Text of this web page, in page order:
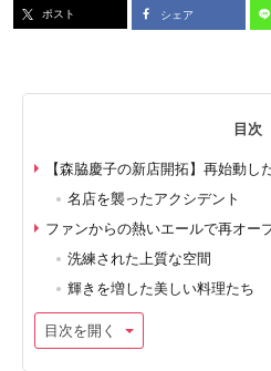
ポスト シェア
目次
【森脇慶子の新店開拓】再始動
名店を襲ったアクシデント
ファンからの熱いエールで再オー
洗練された上質な空間
輝きを増した美しい料理たち
目次を開く